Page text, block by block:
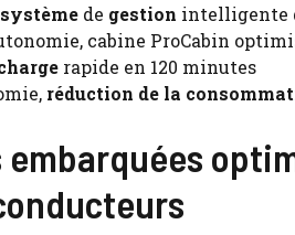
système de gestion intelligente
cabine ProCabin
rapide en 120 minutes
réduction de la